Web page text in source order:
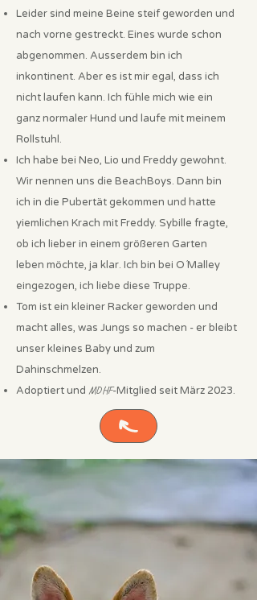
Leider sind meine Beine steif geworden und
nach vorne gestreckt. Eines wurde schon
abgenommen. Ausserdem bin ich
inkontinent. Aber es ist mir egal, dass ich
nicht laufen kann. Ich fühle mich wie ein
ganz normaler Hund und laufe mit meinem
Rollstuhl.
Ich habe bei Neo, Lio und Freddy gewohnt.
Wir nennen uns die BeachBoys. Dann bin
ich in die Pubertät gekommen und hatte
yiemlichen Krach mit Freddy. Sybille fragte,
ob ich lieber in einem größeren Garten
leben möchte, ja klar. Ich bin bei O´Malley
eingezogen, ich liebe diese Truppe.
Tom ist ein kleiner Racker geworden und
macht alles, was Jungs so machen - er bleibt
unser kleines Baby und zum
Dahinschmelzen. ​
Adoptiert und MDHF-Mitglied seit März 2023.